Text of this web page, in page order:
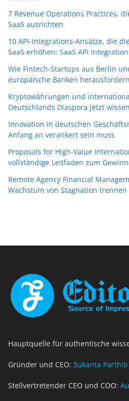
7 Revenue Operations Practices,
SaaS ausrichten
10 API-Integrations-Ansätze, die
SaaS erhöhen: SaaS API
Wie Fintech-Startups aus Berlin
europäische Banken herausfordern
Kryptowährungen und
Deutschlands Diaspora jetzt
Innovation in deutschen
Anfang an verankert sein muss
Proposals for High-Value
vollständige Leitfaden zum
Remote Agency Financial
Wachstum von Stagnation trennen
Hauptquelle für authentische
Gründer und CEO: Sukanta Parthib
Stellvertretender CEO und COO: